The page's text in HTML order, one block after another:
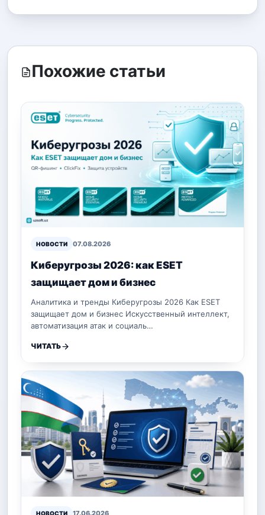
Похожие статьи
НОВОСТИ 07.08.2026
Киберугрозы 2026: как ESET
защищает дом и бизнес
Аналитика и тренды Киберугрозы 2026 Как ESET
защищает дом и бизнес Искусственный интеллект,
автоматизация атак и социаль…
ЧИТАТЬ
НОВОСТИ 17.06.2026